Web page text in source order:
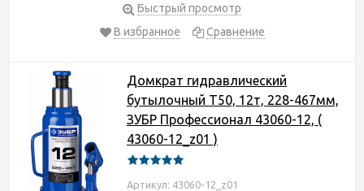
Быстрый просмотр
В избранное
Сравнение
Домкрат гидравлический
бутылочный T50, 12т, 228-467мм,
ЗУБР Профессионал 43060-12, (
43060-12_z01 )
Артикул: 43060-12_z01